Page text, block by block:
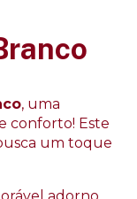
, uma
conforto! Este
um toque